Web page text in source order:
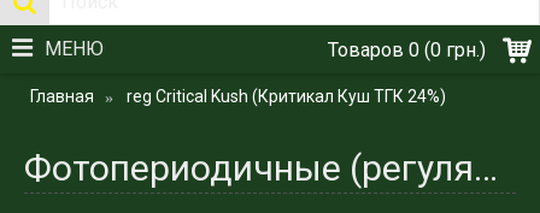
Товаров 0 (0 грн.)
МЕНЮ
Главная reg Critical Kush (Критикал Куш ТГК 24%)
Фотопериодичные (регулярные) сорта. Critical Kush (Критикал Куш ТГК 24%)